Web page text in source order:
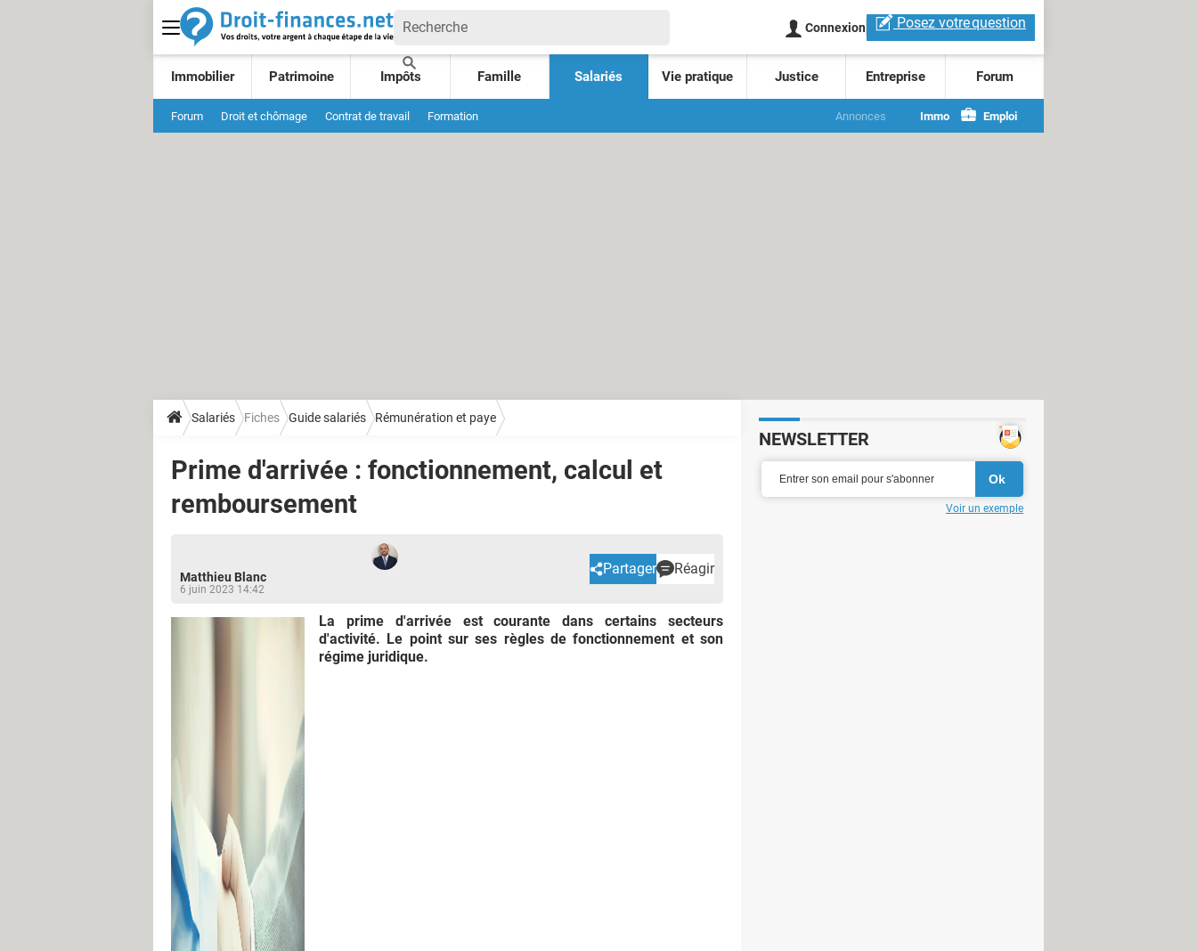
Connexion Posez votrequestion
Immobilier Patrimoine Impôts Famille Salariés Vie pratique Justice Entreprise Forum
Forum Droit et chômage Contrat de travail Formation Annonces Immo Emploi
Salariés Fiches Guide salariés Rémunération et paye
Prime d'arrivée : fonctionnement, calcul et
remboursement
Matthieu Blanc
6 juin 2023 14:42
Partager Réagir
La prime d'arrivée est courante dans certains secteurs
d'activité. Le point sur ses règles de fonctionnement et son
régime juridique.
NEWSLETTER
Voir un exemple